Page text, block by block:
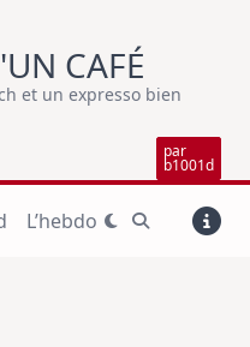
CAFÉ
et un expresso bien
par
b1001d
L’hebdo